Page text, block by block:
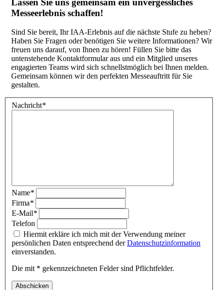
Lassen Sie uns gemeinsam ein unvergessliches
Messeerlebnis schaffen!
Sind Sie bereit, Ihr IAA-Erlebnis auf die nächste Stufe zu heben?
Haben Sie Fragen oder benötigen Sie weitere Informationen? Wir
freuen uns darauf, von Ihnen zu hören! Füllen Sie bitte das
untenstehende Kontaktformular aus und ein Mitglied unseres
engagierten Teams wird sich schnellstmöglich bei Ihnen melden.
Gemeinsam können wir den perfekten Messeauftritt für Sie
gestalten.
Nachricht*
Name*
Firma*
E-Mail*
Telefon
Hiermit erkläre ich mich mit der Verwendung meiner
persönlichen Daten entsprechend derDatenschutzinformation
einverstanden.
Die mit * gekennzeichneten Felder sind Pflichtfelder.
Abschicken